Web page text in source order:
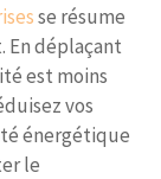
se résume
En déplaçant
est moins
vos
énergétique
le